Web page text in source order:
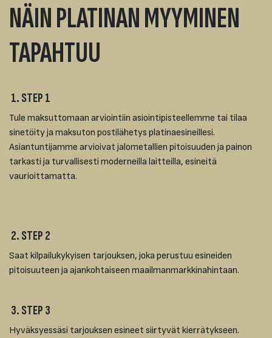
NÄIN PLATINAN MYYMINEN
TAPAHTUU
1. STEP 1
Tule maksuttomaan arviointiin asiointipisteellemme tai tilaa
sinetöity ja maksuton postilähetys platinaesineillesi.
Asiantuntijamme arvioivat jalometallien pitoisuuden ja painon
tarkasti ja turvallisesti moderneilla laitteilla, esineitä
vaurioittamatta.
2. STEP 2
Saat kilpailukykyisen tarjouksen, joka perustuu esineiden
pitoisuuteen ja ajankohtaiseen maailmanmarkkinahintaan.
3. STEP 3
Hyväksyessäsi tarjouksen esineet siirtyvät kierrätykseen.